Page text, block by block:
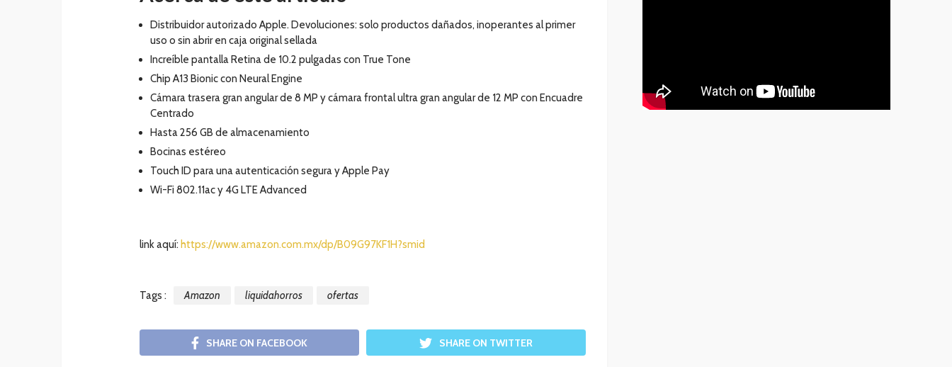
Distribuidor autorizado Apple. Devoluciones: solo productos dañados, inoperantes al primer
uso o sin abrir en caja original sellada
Increíble pantalla Retina de 10.2 pulgadas con True Tone
Chip A13 Bionic con Neural Engine
Cámara trasera gran angular de 8 MP y cámara frontal ultra gran angular de 12 MP con Encuadre
Centrado
Hasta 256 GB de almacenamiento
Bocinas estéreo
Touch ID para una autenticación segura y Apple Pay
Wi-Fi 802.11ac y 4G LTE Advanced
link aquí: https://www.amazon.com.mx/dp/B09G97KF1H?smid
Tags : Amazon liquidahorros ofertas
SHARE ON FACEBOOK SHARE ON TWITTER